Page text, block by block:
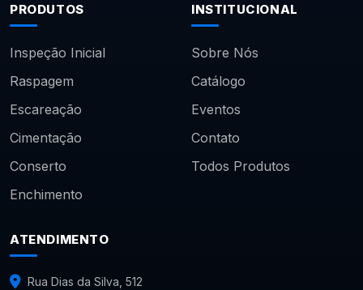
PRODUTOS
Inspeção Inicial
Raspagem
Escareação
Cimentação
Conserto
Enchimento
INSTITUCIONAL
Sobre Nós
Catálogo
Eventos
Contato
Todos Produtos
ATENDIMENTO
Rua Dias da Silva, 512